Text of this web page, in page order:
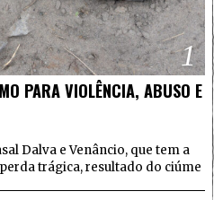
1
PARA VIOLÊNCIA, ABUSO E
Dalva e Venâncio, que tem a
trágica, resultado do ciúme